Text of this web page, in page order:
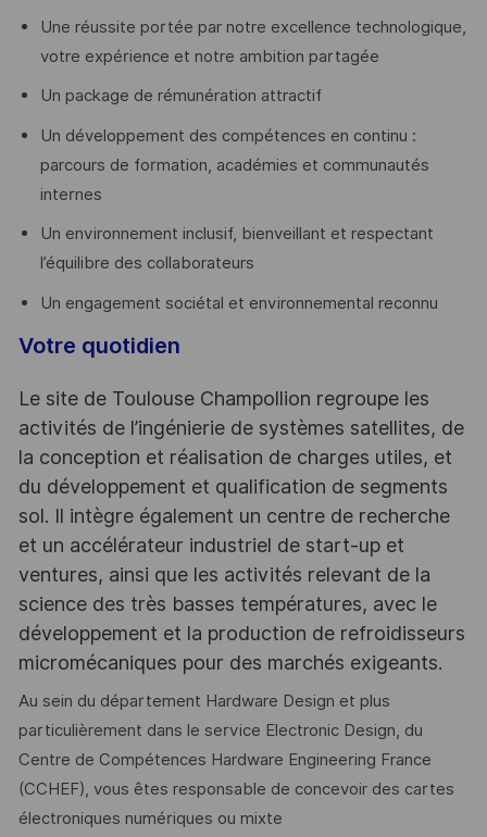
Une réussite portée par notre excellence technologique,
votre expérience et notre ambition partagée
Un package de rémunération attractif
Un développement des compétences en continu :
parcours de formation, académies et communautés
internes
Un environnement inclusif, bienveillant et respectant
l’équilibre des collaborateurs
Un engagement sociétal et environnemental reconnu
Votre quotidien
Le site de Toulouse Champollion regroupe les
activités de l’ingénierie de systèmes satellites, de
la conception et réalisation de charges utiles, et
du développement et qualification de segments
sol. Il intègre également un centre de recherche
et un accélérateur industriel de start-up et
ventures, ainsi que les activités relevant de la
science des très basses températures, avec le
développement et la production de refroidisseurs
micromécaniques pour des marchés exigeants.
Au sein du département Hardware Design et plus
particulièrement dans le service Electronic Design, du
Centre de Compétences Hardware Engineering France
(CCHEF), vous êtes responsable de concevoir des cartes
électroniques numériques ou mixte